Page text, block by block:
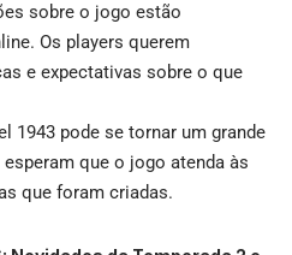
sobre o jogo estão
Os players querem
e expectativas sobre o que
1943 pode se tornar um grande
que o jogo atenda às
que foram criadas.